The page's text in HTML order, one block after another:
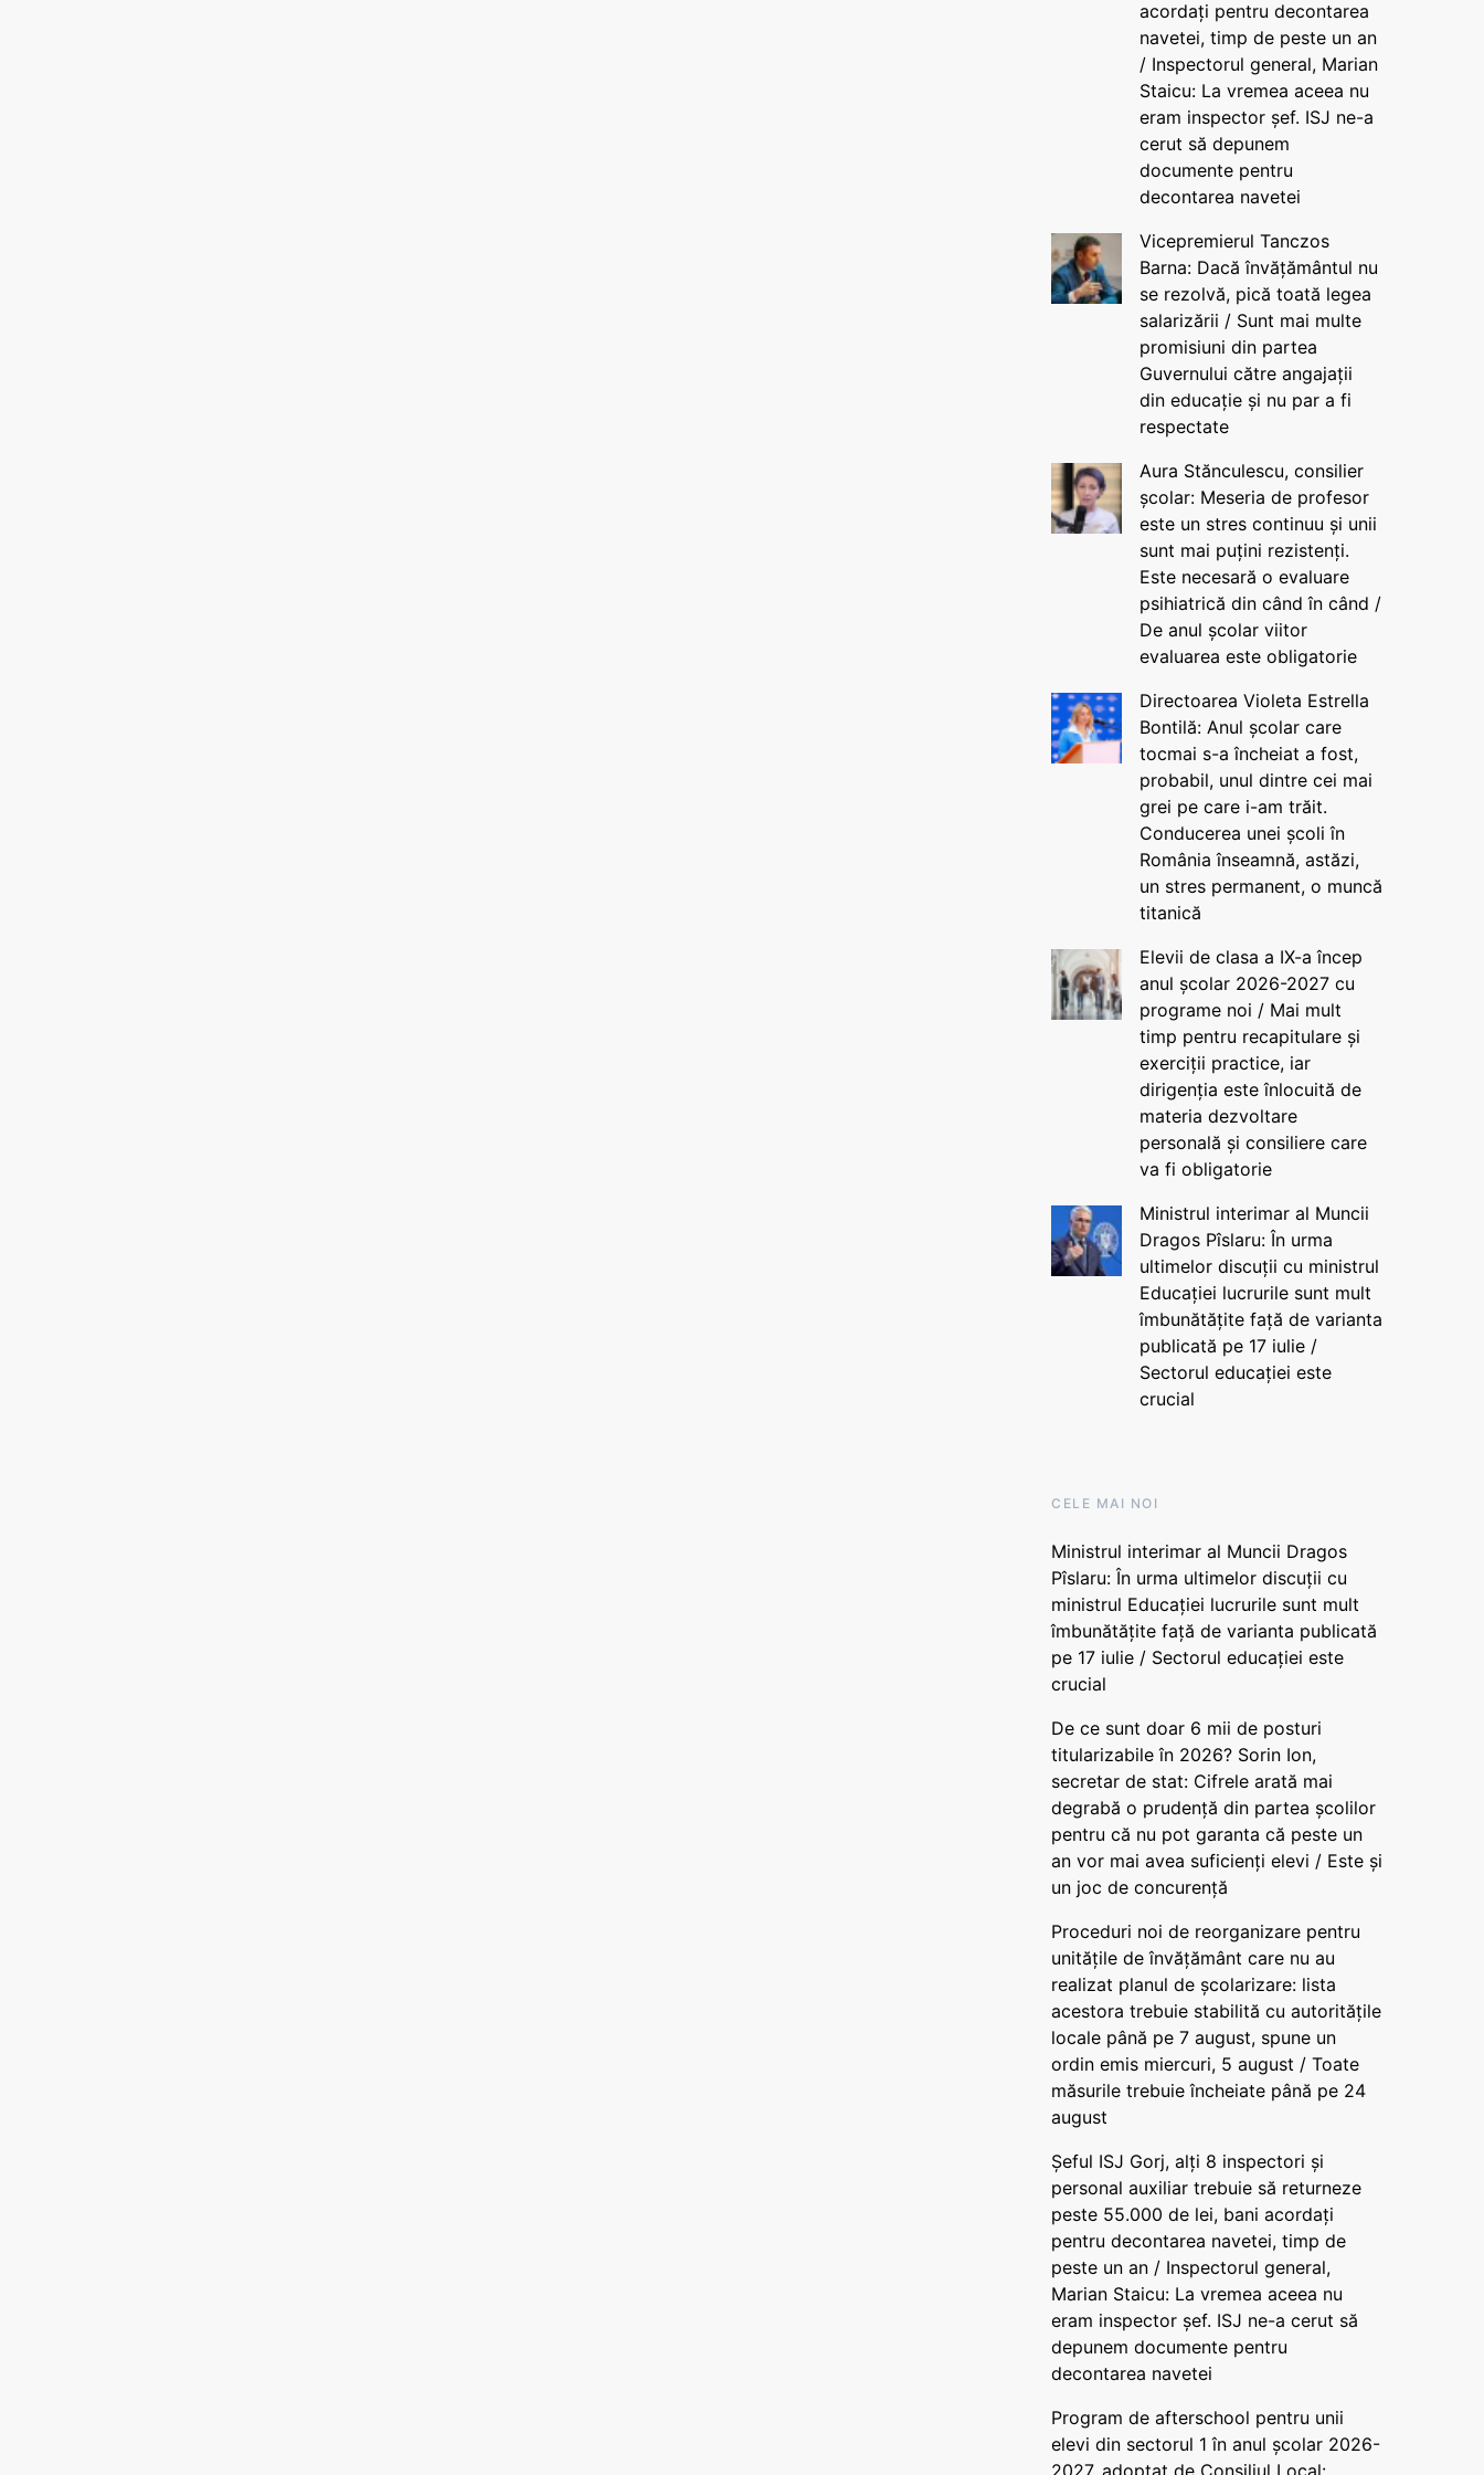
acordați pentru decontarea
navetei, timp de peste un an
/ Inspectorul general, Marian
Staicu: La vremea aceea nu
eram inspector șef. ISJ ne-a
cerut să depunem
documente pentru
decontarea navetei
Vicepremierul Tanczos
Barna: Dacă învățământul nu
se rezolvă, pică toată legea
salarizării / Sunt mai multe
promisiuni din partea
Guvernului către angajații
din educație și nu par a fi
respectate
Aura Stănculescu, consilier
școlar: Meseria de profesor
este un stres continuu și unii
sunt mai puțini rezistenți.
Este necesară o evaluare
psihiatrică din când în când /
De anul școlar viitor
evaluarea este obligatorie
Directoarea Violeta Estrella
Bontilă: Anul școlar care
tocmai s-a încheiat a fost,
probabil, unul dintre cei mai
grei pe care i-am trăit.
Conducerea unei școli în
România înseamnă, astăzi,
un stres permanent, o muncă
titanică
Elevii de clasa a IX-a încep
anul școlar 2026-2027 cu
programe noi / Mai mult
timp pentru recapitulare și
exerciții practice, iar
dirigenția este înlocuită de
materia dezvoltare
personală și consiliere care
va fi obligatorie
Ministrul interimar al Muncii
Dragos Pîslaru: În urma
ultimelor discuții cu ministrul
Educației lucrurile sunt mult
îmbunătățite față de varianta
publicată pe 17 iulie /
Sectorul educației este
crucial
CELE MAI NOI
Ministrul interimar al Muncii Dragos
Pîslaru: În urma ultimelor discuții cu
ministrul Educației lucrurile sunt mult
îmbunătățite față de varianta publicată
pe 17 iulie / Sectorul educației este
crucial
De ce sunt doar 6 mii de posturi
titularizabile în 2026? Sorin Ion,
secretar de stat: Cifrele arată mai
degrabă o prudență din partea școlilor
pentru că nu pot garanta că peste un
an vor mai avea suficienți elevi / Este și
un joc de concurență
Proceduri noi de reorganizare pentru
unitățile de învățământ care nu au
realizat planul de școlarizare: lista
acestora trebuie stabilită cu autoritățile
locale până pe 7 august, spune un
ordin emis miercuri, 5 august / Toate
măsurile trebuie încheiate până pe 24
august
Șeful ISJ Gorj, alți 8 inspectori și
personal auxiliar trebuie să returneze
peste 55.000 de lei, bani acordați
pentru decontarea navetei, timp de
peste un an / Inspectorul general,
Marian Staicu: La vremea aceea nu
eram inspector șef. ISJ ne-a cerut să
depunem documente pentru
decontarea navetei
Program de afterschool pentru unii
elevi din sectorul 1 în anul școlar 2026-
2027, adoptat de Consiliul Local: